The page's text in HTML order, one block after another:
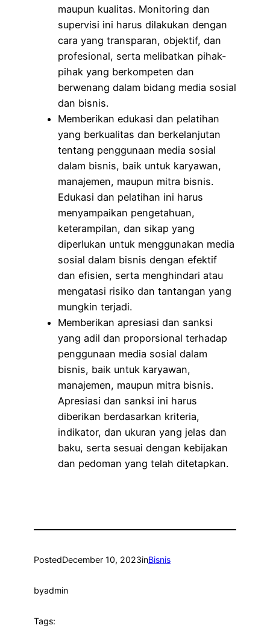
maupun kualitas. Monitoring dan
supervisi ini harus dilakukan dengan
cara yang transparan, objektif, dan
profesional, serta melibatkan pihak-
pihak yang berkompeten dan
berwenang dalam bidang media sosial
dan bisnis.
Memberikan edukasi dan pelatihan
yang berkualitas dan berkelanjutan
tentang penggunaan media sosial
dalam bisnis, baik untuk karyawan,
manajemen, maupun mitra bisnis.
Edukasi dan pelatihan ini harus
menyampaikan pengetahuan,
keterampilan, dan sikap yang
diperlukan untuk menggunakan media
sosial dalam bisnis dengan efektif
dan efisien, serta menghindari atau
mengatasi risiko dan tantangan yang
mungkin terjadi.
Memberikan apresiasi dan sanksi
yang adil dan proporsional terhadap
penggunaan media sosial dalam
bisnis, baik untuk karyawan,
manajemen, maupun mitra bisnis.
Apresiasi dan sanksi ini harus
diberikan berdasarkan kriteria,
indikator, dan ukuran yang jelas dan
baku, serta sesuai dengan kebijakan
dan pedoman yang telah ditetapkan.
PostedDecember 10, 2023inBisnis
byadmin
Tags: